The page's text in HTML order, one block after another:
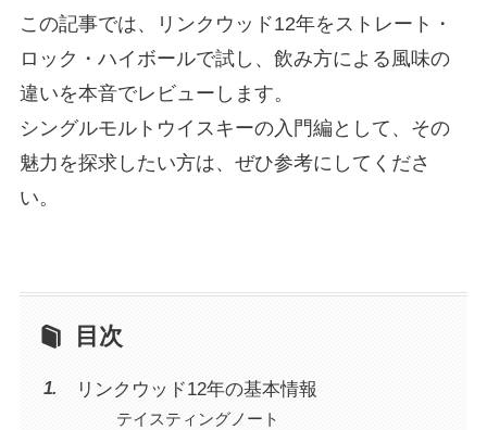
この記事では、リンクウッド12年をストレート・
ロック・ハイボールで試し、飲み方による風味の
違いを本音でレビューします。
シングルモルトウイスキーの入門編として、その
魅力を探求したい方は、ぜひ参考にしてくださ
い。
目次
リンクウッド12年の基本情報
テイスティングノート